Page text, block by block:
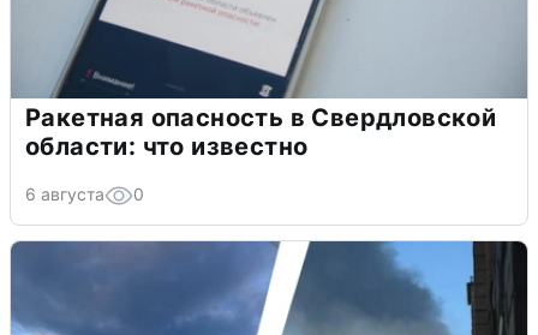
Ракетная опасность в Свердловской
области: что известно
6 августа 0